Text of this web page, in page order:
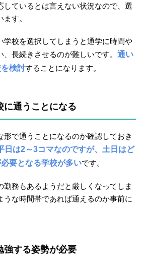
しているとは言えない状況なので、選
す。
学校を選択してしまうと通学に時間や
長続きさせるのが難しいです。 通い
検討することになります。
に通うことになる
形で通うことになるのか確認しておき
日は2～3コマなのですが、土日はど
要となる学校が多いです。
勤務もあるようだと厳しくなってしま
うな時間帯であれば通えるのか事前に
強する姿勢が必要